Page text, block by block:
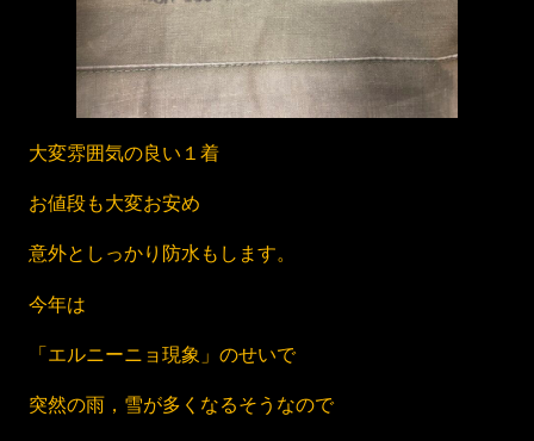
大変雰囲気の良い１着
お値段も大変お安め
意外としっかり防水もします。
今年は
「エルニーニョ現象」のせいで
突然の雨，雪が多くなるそうなので